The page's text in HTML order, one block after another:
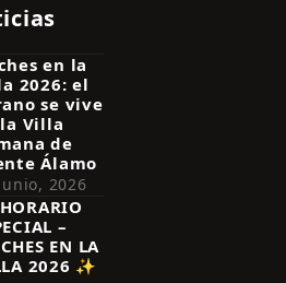
en la
2026: el
se vive
Villa
de
Álamo
2026
–
EN LA
2026 ✨